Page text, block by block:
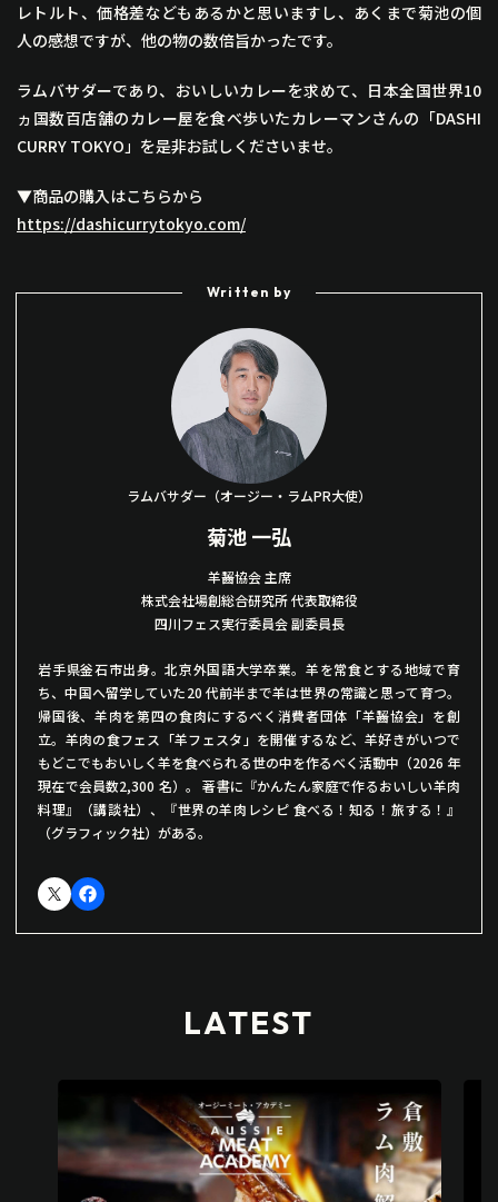
レトルト、価格差などもあるかと思いますし、あくまで菊池の個
人の感想ですが、他の物の数倍旨かったです。
ラムバサダーであり、おいしいカレーを求めて、日本全国世界10
ヵ国数百店舗のカレー屋を食べ歩いたカレーマンさんの「DASHI
CURRY TOKYO」を是非お試しくださいませ。
▼商品の購入はこちらから
https://dashicurrytokyo.com/
Written by
ラムバサダー（オージー・ラムPR大使）
菊池 一弘
羊齧協会主席
株式会社場創総合研究所 代表取締役
四川フェス実行委員会 副委員長
岩手県釡石市出身。北京外国語大学卒業。羊を常食とする地域で育
ち、中国へ留学していた20 代前半まで羊は世界の常識と思って育つ。
帰国後、羊肉を第四の食肉にするべく消費者団体「羊齧協会」を創
立。羊肉の食フェス「羊フェスタ」を開催するなど、羊好きがいつで
もどこでもおいしく羊を食べられる世の中を作るべく活動中（2026 年
現在で会員数2,300 名）。 著書に『かんたん家庭で作るおいしい羊肉
料理』（講談社）、『世界の羊肉レシピ 食べる！知る！旅する！』
（グラフィック社）がある。
LATEST